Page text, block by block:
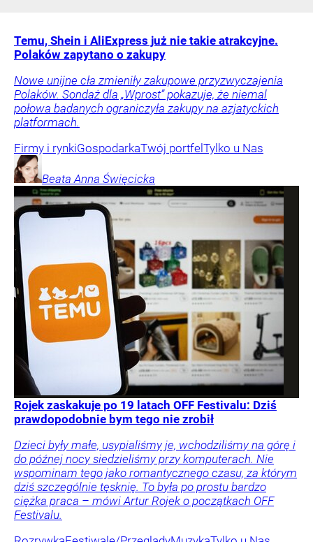
Temu, Shein i AliExpress już nie takie atrakcyjne.
Polaków zapytano o zakupy
Nowe unijne cła zmieniły zakupowe przyzwyczajenia
Polaków. Sondaż dla „Wprost” pokazuje, że niemal
połowa badanych ograniczyła zakupy na azjatyckich
platformach.
Firmy i rynkiGospodarkaTwój portfelTylko u Nas
Beata Anna Święcicka
Rojek zaskakuje po 19 latach OFF Festivalu: Dziś
prawdopodobnie bym tego nie zrobił
Dzieci były małe, usypialiśmy je, wchodziliśmy na górę i
do późnej nocy siedzieliśmy przy komputerach. Nie
wspominam tego jako romantycznego czasu, za którym
dziś szczególnie tęsknię. To była po prostu bardzo
ciężka praca – mówi Artur Rojek o początkach OFF
Festivalu.